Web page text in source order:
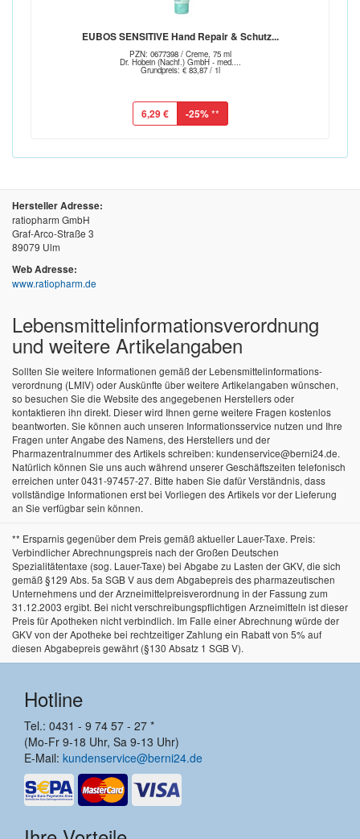
EUBOS SENSITIVE Hand Repair & Schutz...
PZN: 0677398 / Creme, 75 ml
Dr. Hobein (Nachf.) GmbH - med....
Grundpreis: € 83,87 / 1l
6,29 € -25%**
Hersteller Adresse:
ratiopharm GmbH
Graf-Arco-Straße 3
89079 Ulm
Web Adresse:
www.ratiopharm.de
Lebensmittel­informations­verordnung
und weitere Artikelangaben
Sollten Sie weitere Informationen gemäß der Lebensmittel­informations­
verordnung (LMIV) oder Auskünfte über weitere Artikelangaben wünschen,
so besuchen Sie die Website des angegebenen Herstellers oder
kontaktieren ihn direkt. Dieser wird Ihnen gerne weitere Fragen kostenlos
beantworten. Sie können auch unseren Informationsservice nutzen und Ihre
Fragen unter Angabe des Namens, des Herstellers und der
Pharmazentralnummer des Artikels schreiben: kundenservice@berni24.de.
Natürlich können Sie uns auch während unserer Geschäftszeiten telefonisch
erreichen unter 0431-97457-27. Bitte haben Sie dafür Verständnis, dass
vollständige Informationen erst bei Vorliegen des Artikels vor der Lieferung
an Sie verfügbar sein können.
** Ersparnis gegenüber dem Preis gemäß aktueller Lauer-Taxe. Preis:
Verbindlicher Abrechnungspreis nach der Großen Deutschen
Spezialitätentaxe (sog. Lauer-Taxe) bei Abgabe zu Lasten der GKV, die sich
gemäß §129 Abs. 5a SGB V aus dem Abgabepreis des pharmazeutischen
Unternehmens und der Arzneimittelpreisverordnung in der Fassung zum
31.12.2003 ergibt. Bei nicht verschreibungspflichtigen Arzneimitteln ist dieser
Preis für Apotheken nicht verbindlich. Im Falle einer Abrechnung würde der
GKV von der Apotheke bei rechtzeitiger Zahlung ein Rabatt von 5% auf
diesen Abgabepreis gewährt (§130 Absatz 1 SGB V).
Hotline
Tel.: 0431 - 9 74 57 - 27 *
(Mo-Fr 9-18 Uhr, Sa 9-13 Uhr)
E-Mail: kundenservice@berni24.de